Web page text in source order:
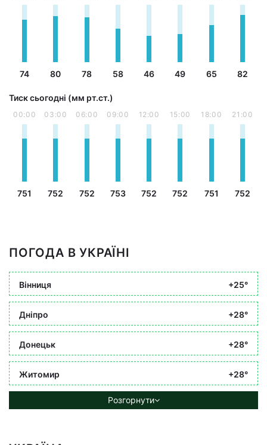
74 80 78 58 46 49 65 82
Тиск сьогодні (мм рт.ст.)
00:00
751
03:00
752
06:00
752
09:00
753
12:00
752
15:00
752
18:00
751
21:00
752
ПОГОДА В УКРАЇНІ
Вінниця +25°
Дніпро +28°
Донецьк +28°
Житомир +28°
Розгорнути